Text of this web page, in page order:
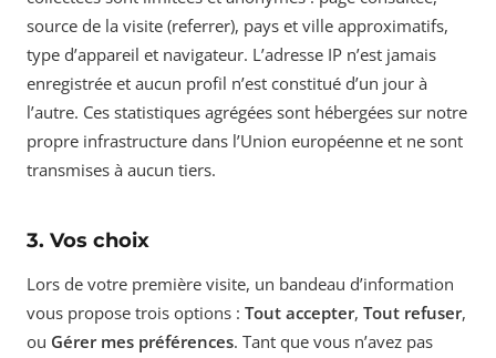
source de la visite (referrer), pays et ville approximatifs,
type d’appareil et navigateur. L’adresse IP n’est jamais
enregistrée et aucun profil n’est constitué d’un jour à
l’autre. Ces statistiques agrégées sont hébergées sur notre
propre infrastructure dans l’Union européenne et ne sont
transmises à aucun tiers.
3. Vos choix
Lors de votre première visite, un bandeau d’information
vous propose trois options : Tout accepter, Tout refuser,
ou Gérer mes préférences. Tant que vous n’avez pas